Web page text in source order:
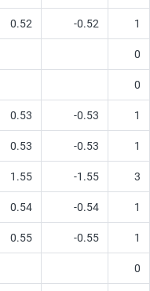
0.52 -0.52 1
0
0
0.53 -0.53 1
0.53 -0.53 1
1.55 -1.55 3
0.54 -0.54 1
0.55 -0.55 1
0